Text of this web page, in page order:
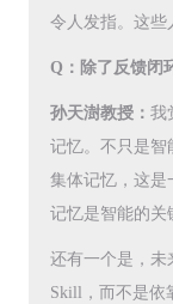
令人发指。这些
Q：除了反馈闭
孙天澍教授： 我
记忆。不只是智
集体记忆，这是
记忆是智能的关
还有一个是，未
Skill，而不是依